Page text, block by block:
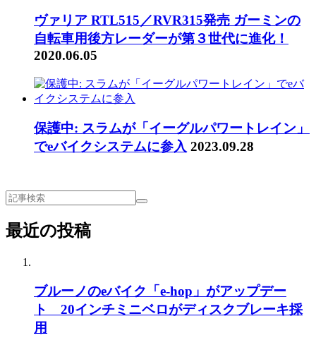
ヴァリア RTL515／RVR315発売 ガーミンの
自転車用後方レーダーが第３世代に進化！
2020.06.05
保護中: スラムが「イーグルパワートレイン」
でeバイクシステムに参入 2023.09.28
最近の投稿
ブルーノのeバイク「e-hop」がアップデー
ト 20インチミニベロがディスクブレーキ採
用